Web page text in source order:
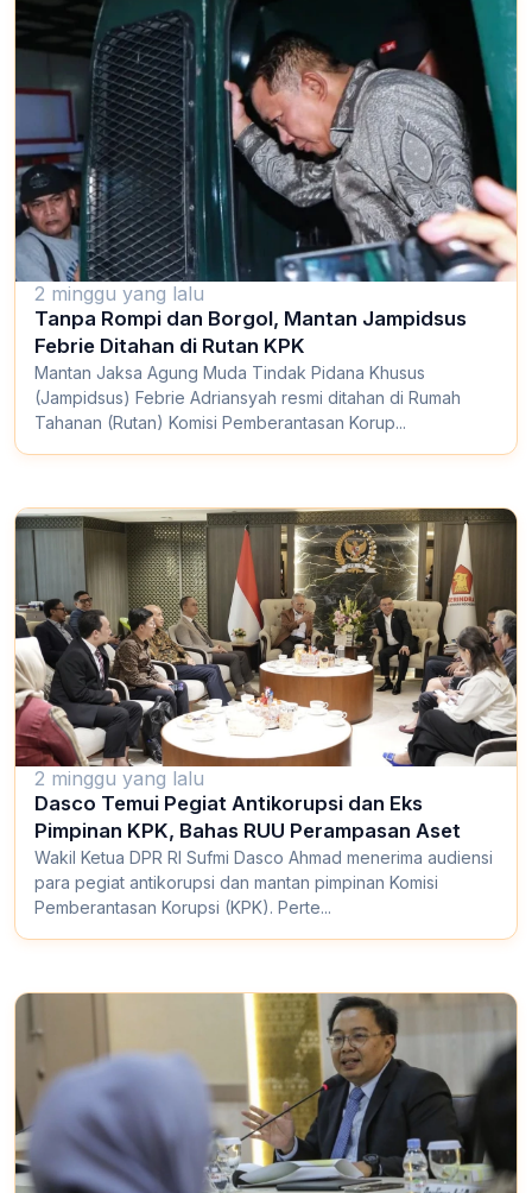
2 minggu yang lalu
Tanpa Rompi dan Borgol, Mantan Jampidsus
Febrie Ditahan di Rutan KPK
Mantan Jaksa Agung Muda Tindak Pidana Khusus
(Jampidsus) Febrie Adriansyah resmi ditahan di Rumah
Tahanan (Rutan) Komisi Pemberantasan Korup...
2 minggu yang lalu
Dasco Temui Pegiat Antikorupsi dan Eks
Pimpinan KPK, Bahas RUU Perampasan Aset
Wakil Ketua DPR RI Sufmi Dasco Ahmad menerima audiensi
para pegiat antikorupsi dan mantan pimpinan Komisi
Pemberantasan Korupsi (KPK). Perte...